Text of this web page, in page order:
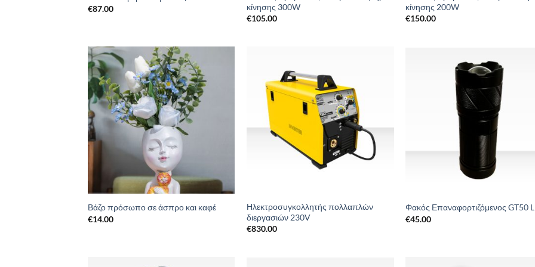
€87.00
κίνησης 300W
€105.00
κίνησης 200W
€150.00
Add to
Wishlist
Βάζο πρόσωπο σε άσπρο και καφέ
€14.00
Ηλεκτροσυγκολλητής πολλαπλών
διεργασιών 230V
€830.00
Φακός Επαναφορτιζόμενος GT50
€45.00